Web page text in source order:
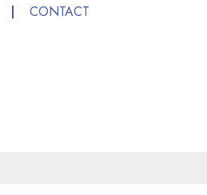
CONTACT